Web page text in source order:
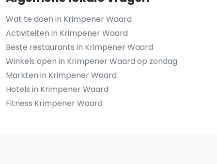
Wat te doen in Krimpener Waard
Activiteiten in Krimpener Waard
Beste restaurants in Krimpener Waard
Winkels open in Krimpener Waard op zondag
Markten in Krimpener Waard
Hotels in Krimpener Waard
Fitness Krimpener Waard